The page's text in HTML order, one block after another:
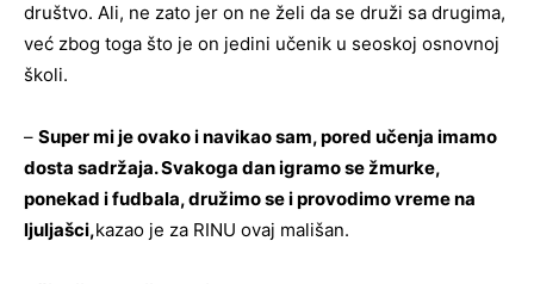
društvo. Ali, ne zato jer on ne želi da se druži sa drugima,
već zbog toga što je on jedini učenik u seoskoj osnovnoj
školi.
– Super mi je ovako i navikao sam, pored učenja imamo
dosta sadržaja. Svakoga dan igramo se žmurke,
ponekad i fudbala, družimo se i provodimo vreme na
ljuljašci,kazao je za RINU ovaj mališan.